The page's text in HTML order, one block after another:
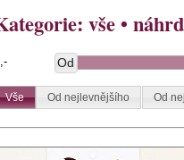
vše•
Od
Vše Od nejlevnějšího Od